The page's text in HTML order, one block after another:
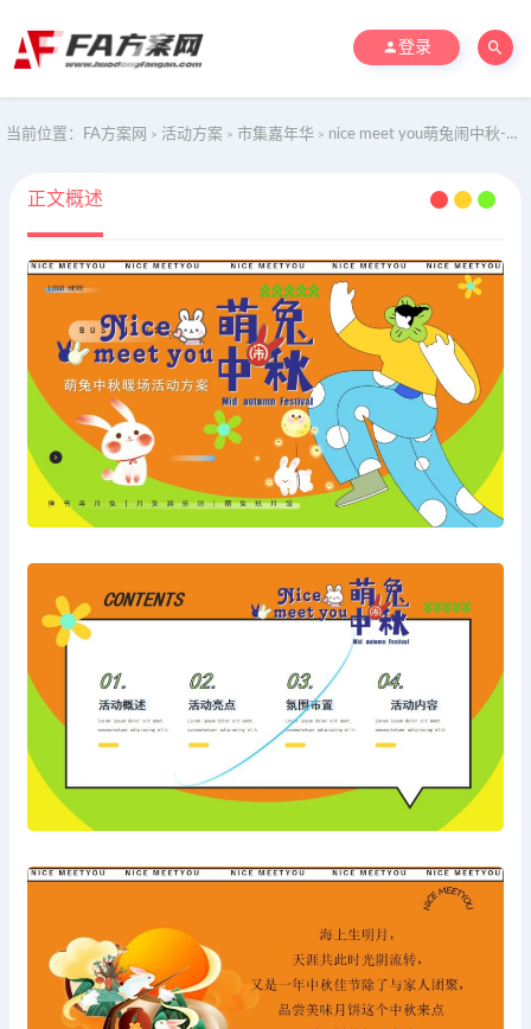
登录
当前位置： FA方案网 > 活动方案 > 市集嘉年华 > nice meet you萌兔闹中秋-手工游园会茶会生活节亲子活动方案
正文概述